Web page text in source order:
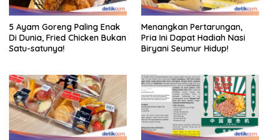
5 Ayam Goreng Paling Enak
Di Dunia, Fried Chicken Bukan
Satu-satunya!
Menangkan Pertarungan,
Pria Ini Dapat Hadiah Nasi
Biryani Seumur Hidup!